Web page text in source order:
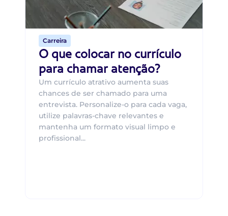
Carreira
O que colocar no currículo
para chamar atenção?
Um currículo atrativo aumenta suas
chances de ser chamado para uma
entrevista. Personalize-o para cada vaga,
utilize palavras-chave relevantes e
mantenha um formato visual limpo e
profissional...